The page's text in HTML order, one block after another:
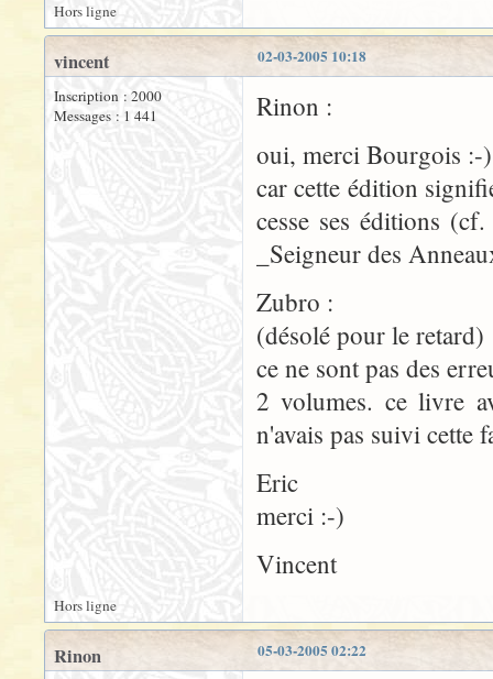
Hors ligne
02-03-2005 10:18
vincent
Inscription : 2000
Messages : 1 441
Rinon :
oui, merci Bourgois :-)
car cette édition
cesse ses éditions
_Seigneur des
Zubro :
(désolé pour le retard)
ce ne sont pas des
2 volumes. ce livre
n'avais pas suivi cette
Eric
merci :-)
Vincent
Hors ligne
05-03-2005 02:22
Rinon